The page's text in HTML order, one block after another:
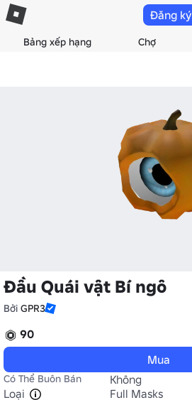
Bảng xếp hạng Chợ
Đăng ký
Đầu Quái vật Bí ngô
Bởi GPR3
90
Mua
Có Thể Buôn Bán
Không
Loại
Full Masks